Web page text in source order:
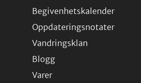
Begivenhetskalender
Oppdateringsnotater
Vandringsklan
Blogg
Varer